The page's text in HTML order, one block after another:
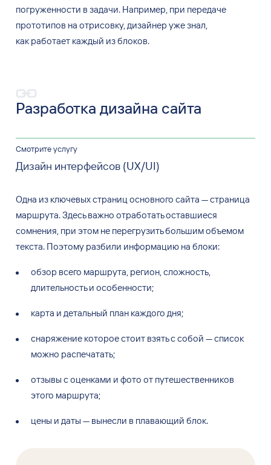
погруженности в задачи. Например, при передаче
прототипов на отрисовку, дизайнер ужезнал,
как работает каждый изблоков.
Разработка дизайна сайта
Смотрите услугу
Дизайн интерфейсов (UX/UI)
Одна из ключевых страниц основного сайта — страница
маршрута. Здесь важно отработать оставшиеся
сомнения, при этом не перегрузить большим объемом
текста. Поэтому разбили информацию на блоки:
обзор всего маршрута, регион, сложность,
длительность и особенности;
карта и детальный план каждого дня;
снаряжение которое стоит взять ссобой — список
можно распечатать;
отзывы соценками и фото от путешественников
этого маршрута;
цены и даты — вынесли в плавающий блок.